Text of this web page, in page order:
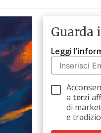
Guarda
Leggi
a terzi
di
e